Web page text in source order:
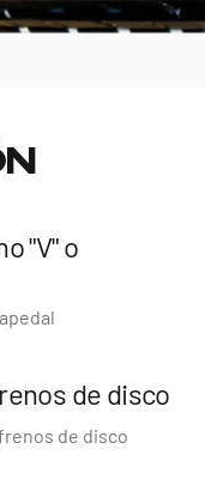
PRIORIDAD.
"V" o
de disco
de disco